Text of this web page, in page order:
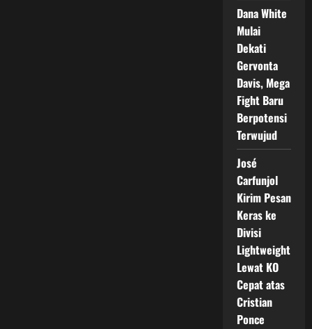
Dana White
Mulai
Dekati
Gervonta
Davis, Mega
Fight Baru
Berpotensi
Terwujud
José
Carfunjol
Kirim Pesan
Keras ke
Divisi
Lightweight
Lewat KO
Cepat atas
Cristian
Ponce